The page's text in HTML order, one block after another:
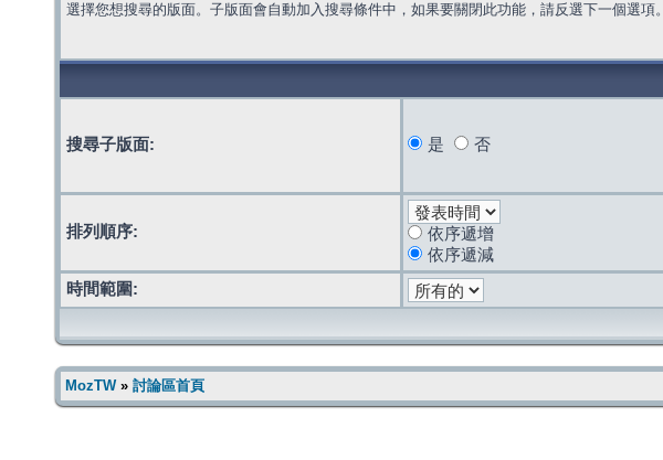
選擇您想搜尋的版面。子版面會自動加入搜尋條件中，如果要關閉此功能，請反選下一個選項。
搜尋子版面: 是 否
排列順序:
依序遞增
依序遞減
時間範圍:
MozTW» 討論區首頁